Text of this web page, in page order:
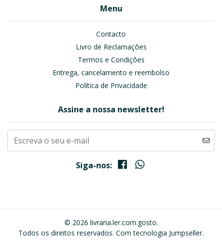
Menu
Contacto
Livro de Reclamações
Termos e Condições
Entrega, cancelamento e reembolso
Política de Privacidade
Assine a nossa newsletter!
Siga-nos:
© 2026 livraria.ler.com.gosto.
Todos os direitos reservados. Com tecnologia Jumpseller.